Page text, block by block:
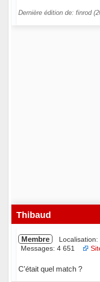
Dernière édition de: finrod
Thibaud
Membre Localisation:
Messages: 4 651
C'était quel match ?